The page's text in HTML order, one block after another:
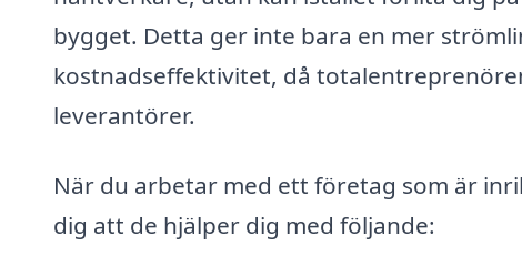
bygget. Detta ger inte bara en mer
kostnadseffektivitet, då
leverantörer.
När du arbetar med ett företag som är
dig att de hjälper dig med följande: